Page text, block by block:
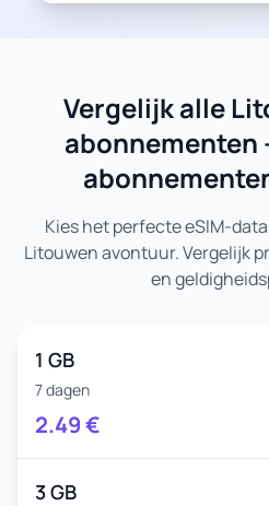
Vergelijk alle
abonnementen
Kies het perfecte eSIM-
Litouwen avontuur. Vergelijk
en
1 GB
7 dagen
2.49€
3 GB